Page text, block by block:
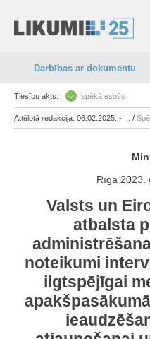
Darbības ar dokumentu
Tiesību akts: spēkā esošs
Attēlotā redakcija: 06.02.2025. - ... /
Rīgā 2023.
Valsts un
atbalsta
noteikumi
ilgtspējīgai